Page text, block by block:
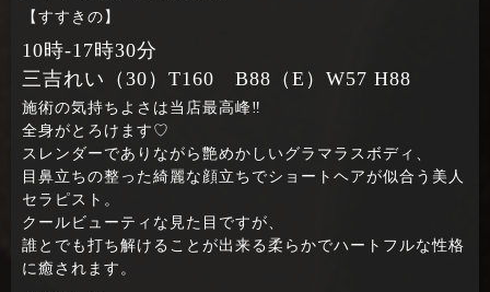
【すすきの】
10時‐17時30分
三吉れい（30）T160 B88（E）W57 H88
施術の気持ちよさは当店最高峰‼
全身がとろけます♡
スレンダーでありながら艶めかしいグラマラスボディ、
目鼻立ちの整った綺麗な顔立ちでショートヘアが似合う美人
セラピスト。
クールビューティな見た目ですが、
誰とでも打ち解けることが出来る柔らかでハートフルな性格
に癒されます。